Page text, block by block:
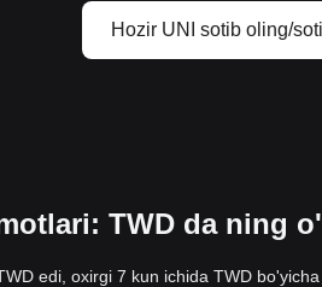
Hozir UNI sotib oling/
TWD da ning
edi, oxirgi 7 kun ichida TWD